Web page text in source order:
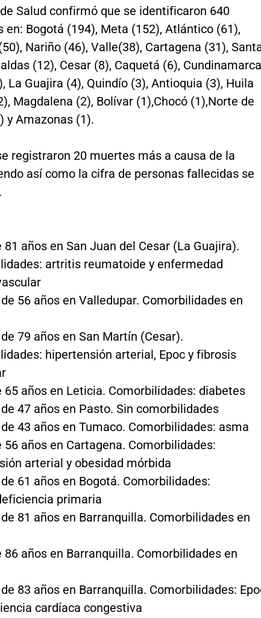
Salud confirmó que se identificaron 640
en: Bogotá (194), Meta (152), Atlántico (61),
Nariño (46), Valle(38), Cartagena (31),
(12), Cesar (8), Caquetá (6), Cundinamarca
La Guajira (4), Quindío (3), Antioquia (3), Huila
Magdalena (2), Bolívar (1),Chocó (1),Norte de
y Amazonas (1).
registraron 20 muertes más a causa de la
así como la cifra de personas fallecidas se
81 años en San Juan del Cesar (La Guajira).
artritis reumatoide y enfermedad
56 años en Valledupar. Comorbilidades en
79 años en San Martín (Cesar).
hipertensión arterial, Epoc y fibrosis
65 años en Leticia. Comorbilidades: diabetes
47 años en Pasto. Sin comorbilidades
43 años en Tumaco. Comorbilidades: asma
56 años en Cartagena. Comorbilidades:
arterial y obesidad mórbida
61 años en Bogotá. Comorbilidades:
primaria
81 años en Barranquilla. Comorbilidades en
86 años en Barranquilla. Comorbilidades en
83 años en Barranquilla. Comorbilidades:
cardíaca congestiva